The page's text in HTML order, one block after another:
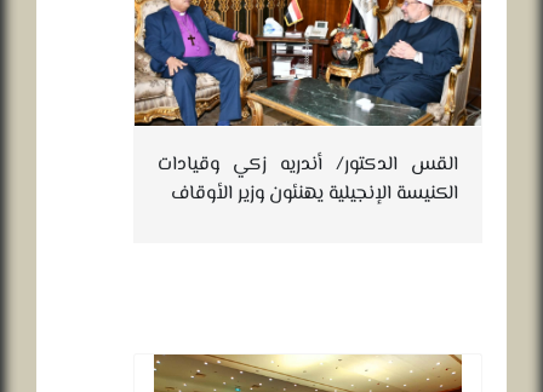
القس الدكتور/ أندريه زكي وقيادات
الكنيسة الإنجيلية يهنئون وزير الأوقاف